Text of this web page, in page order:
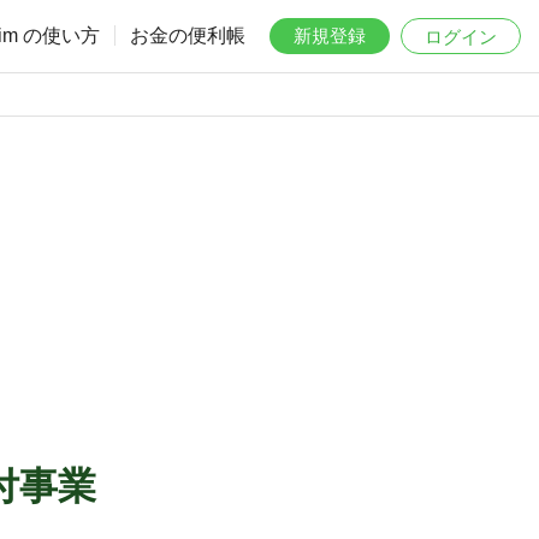
の使い方 お金の便利帳 新規登録 ログイン
事業